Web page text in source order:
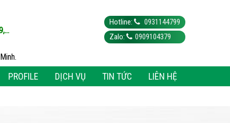
Hotline:
0931144799
Zalo:
0909104379
PROFILE DỊCH VỤ TIN TỨC LIÊN HỆ